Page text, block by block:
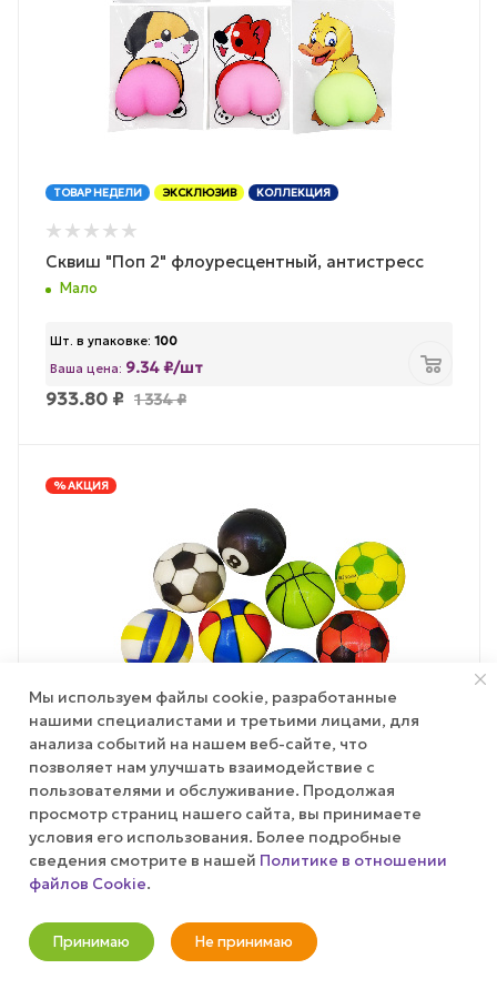
ТОВАР НЕДЕЛИ ЭКСКЛЮЗИВ КОЛЛЕКЦИЯ
Сквиш "Поп 2" флоуресцентный, антистресс
Мало
Шт. в упаковке: 100
Ваша цена: 9.34 ₽/шт
933.80 ₽ 1 334₽
% АКЦИЯ
ТОВАР НЕДЕЛИ ЭКСКЛЮЗИВ
Сквиш круглый "Матч"
Мало
Мы используем файлы cookie, разработанные
нашими специалистами и третьими лицами, для
анализа событий на нашем веб-сайте, что
позволяет нам улучшать взаимодействие с
пользователями и обслуживание. Продолжая
просмотр страниц нашего сайта, вы принимаете
условия его использования. Более подробные
сведения смотрите в нашей Политике в отношении
файлов Cookie.
Принимаю Не принимаю